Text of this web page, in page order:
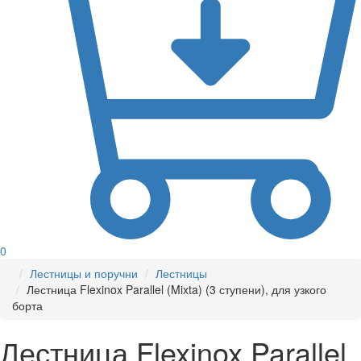
0
Лестницы и поручни
Лестницы
Лестница Flexinox Parallel (Mixta) (3 ступени), для узкого
борта
Лестница Flexinox Parallel